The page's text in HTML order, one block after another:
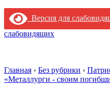
Версия для
слабовидящих
Главная › Без рубрики ›
«Металлурги - своим